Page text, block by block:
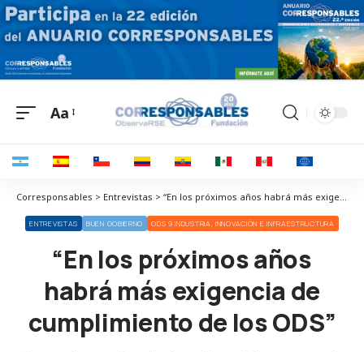
Aa
Corresponsables > Entrevistas > “En los próximos años habrá más exigencia de cumplimiento de los ODS”
ENTREVISTAS BUEN GOBIERNO ODS 9 INDUSTRIA, INNOVACIÓN E INFRAESTRUCTURA
“En los próximos años
habrá más exigencia de
cumplimiento de los ODS”